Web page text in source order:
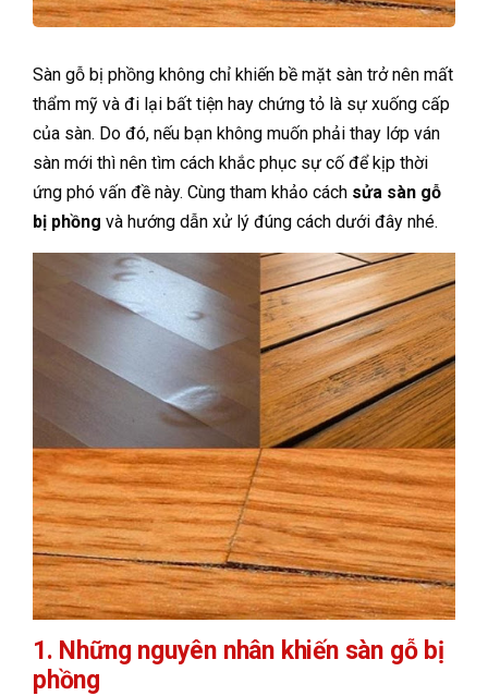
Sàn gỗ bị phồng không chỉ khiến bề mặt sàn trở nên mất
thẩm mỹ và đi lại bất tiện hay chứng tỏ là sự xuống cấp
của sàn. Do đó, nếu bạn không muốn phải thay lớp ván
sàn mới thì nên tìm cách khắc phục sự cố để kịp thời
ứng phó vấn đề này. Cùng tham khảo cách sửa sàn gỗ
bị phồng và hướng dẫn xử lý đúng cách dưới đây nhé.
1. Những nguyên nhân khiến sàn gỗ bị
phồng